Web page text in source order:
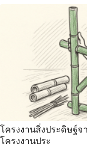
โครงงานสิ่งประดิษฐ์
โครงงานประ